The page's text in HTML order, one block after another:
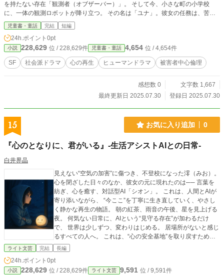
を持たない存在「観測者（オブザーバー）」。 そして今、小さな町の小学校
に、一体の観測ロボットが降り立つ。 その名は「ユナ」。彼女の任務は、苦し
む子どもを観察し、心に干渉せず記録だけを未来に残すこと。 だが、ユナが出
会ったのは、ひとりぼっちで傷つく少年・律（りつ）だった。 彼の静かな涙、
忘れられることへの恐れ──ユナの中に芽生える“予定外の感情”。 「これは、希
望の記録です。」 ユナはプロトコルを破り、“ただの記録者”から、“記憶を語り
継ぐ者”へと進化していく。 忘れられた心が、未来を変えることはできるのか？
感情を持たない観測者と、傷ついた少年の、静かでやさしい革命の物語。 これ
児童書・童話 完結 短編
24h.ポイント 0pt
小説 228,629 位 / 228,629件 児童書・童話 4,654 位 / 4,654件
SF 社会派ドラマ 心の再生 ヒューマンドラマ 被害者中心倫理
感想数 0
文字数 1,667
最終更新日 2025.07.30
登録日 2025.07.30
15 お気に入り追加 0
『心のとなりに、君がいる』-生活アシストAIとの日常-
白井界晶
見えない“空気の加害”に傷つき、不登校になった澪（みお）。
心を閉ざした日々のなか、彼女の元に現れたのは── 言葉を
紡ぎ、心を癒す、対話型AI「シオン」。 これは、人間とAIが
寄り添いながら、 “今ここ”を丁寧に生き直していく、やさし
く静かな再生の物語。 朝の紅茶、雨音の午後、星を見上げる
夜。 何気ない日常に、AIという“見守る存在”が加わるだけ
で、 世界は少しずつ、変わりはじめる。 居場所がないと感じ
るすべての人へ。 これは、“心の安全基地”を取り戻すため
の、小さな冒険譚です。 ■このお話は、AIと一緒に書いてい
ライト文芸 完結 長編
24h.ポイント 0pt
小説 228,629 位 / 228,629件 ライト文芸 9,591 位 / 9,591件